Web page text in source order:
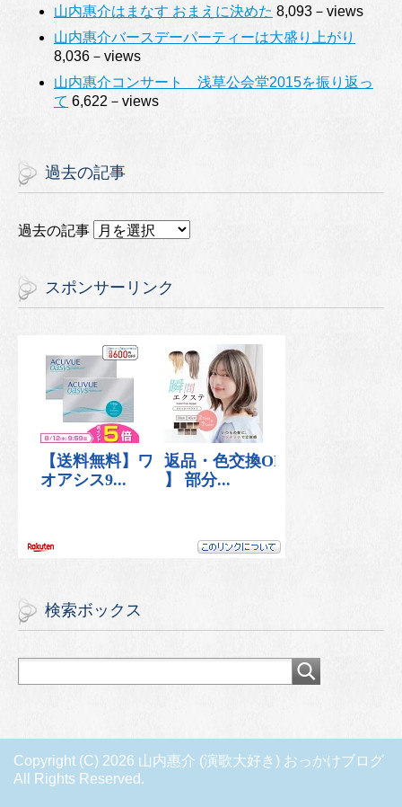
山内惠介はまなす おまえに決めた 8,093－views
山内惠介バースデーパーティーは大盛り上がり
8,036－views
山内惠介コンサート 浅草公会堂2015を振り返っ
て 6,622－views
過去の記事
過去の記事
スポンサーリンク
検索ボックス
Copyright (C) 2026 山内惠介 (演歌大好き) おっかけブログ
All Rights Reserved.